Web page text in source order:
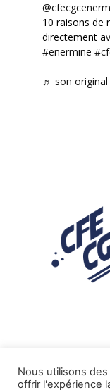
10 raisons de
directement
#enermine
♬ son original
Nous utilisons
offrir l'expérience